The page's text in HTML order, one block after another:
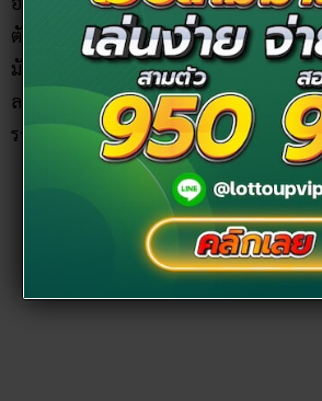
ราคาขายถึงใบละ 300-500 บาทเลยทีเดียว